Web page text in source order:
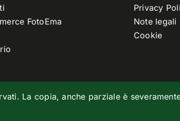
FotoEma
Privacy
Note legali
Cookie
La copia, anche parziale è